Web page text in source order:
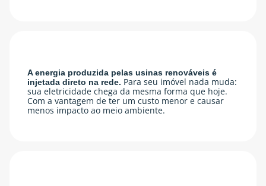
A energia produzida pelas usinas renováveis é
injetada direto na rede. Para seu imóvel nada muda:
sua eletricidade chega da mesma forma que hoje.
Com a vantagem de ter um custo menor e causar
menos impacto ao meio ambiente.